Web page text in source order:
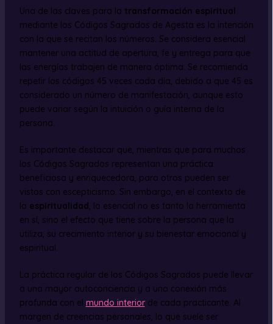
Una de las claves para la transformación espiritual
mediante los Códigos Sagrados de Agesta es la intención
con la que se recitan los números. Se considera esencial
mantener una actitud de apertura, fe y entrega para que
las energías trabajen de manera óptima. Se recomienda
repetir los códigos 45 veces cada día, debido a que 45 es
considerado un número de manifestación, aunque esto
puede variar según la intuición o guía interna de la
persona.
Es importante destacar que, mientras que para muchos
los Códigos Sagrados representan una práctica
beneficiosa y enriquecedora, para otros pueden ser
vistos con escepticismo. Sin embargo, en el contexto de
la espiritualidad , lo esencial no es tanto la herramienta
en sí, sino el efecto que tiene sobre la persona que la
utiliza, su crecimiento interior y su bienestar emocional y
espiritual.
La práctica regular de los Códigos Sagrados puede llevar
a una mayor autoconciencia y a una conexión más
profunda con el mundo interiorde cada practicante. Al
margen de creencias personales, lo que suele ser